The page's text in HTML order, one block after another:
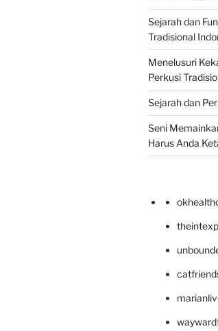
Sejarah dan
Tradisional
Menelusuri
Perkusi
Sejarah dan
Seni
Harus Anda